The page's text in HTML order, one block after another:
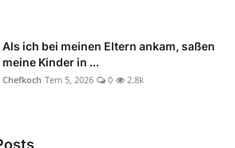
Als ich bei meinen Eltern ankam, saßen
meine Kinder in ...
Chefkoch Tem 5, 2026 0 2.8k